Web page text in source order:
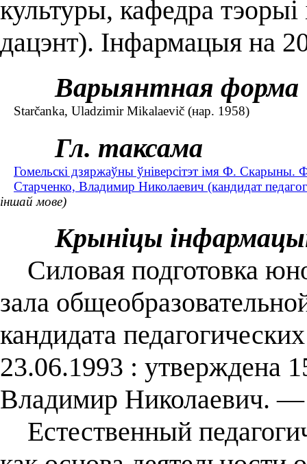
культуры, кафедра тэорыі
дацэнт). Інфармацыя на
Варыянтная форма
Starčanka, Uladzimir Mikalaevič (нар. 1958)
Гл. таксама
Гомельскі дзяржаўны ўніверсітэт імя Ф. Скарыны.
Старченко, Владимир Николаевич (кандидат
іншай мове)
Крыніцы
Силовая подготовка
зала
кандидата
23.06.1993 : утверждена
Владимир Николаевич. —
Естественный